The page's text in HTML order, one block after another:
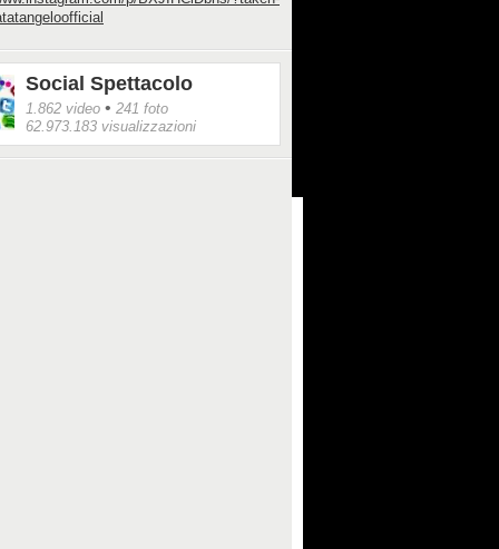
Social Spettacolo
1.862 video • 241 foto
62.973.183 visualizzazioni